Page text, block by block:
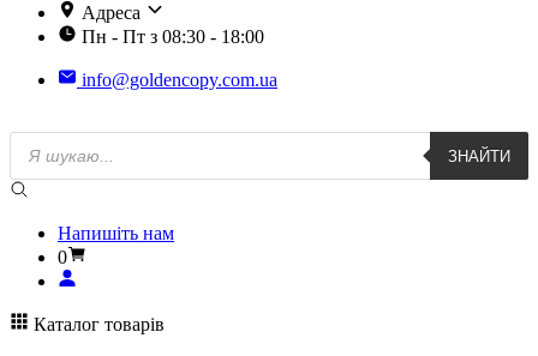
Адреса
Пн - Пт з 08:30 - 18:00
info@goldencopy.com.ua
Пошук
товарів
ЗНАЙТИ
Напишіть нам
0
Каталог товарів